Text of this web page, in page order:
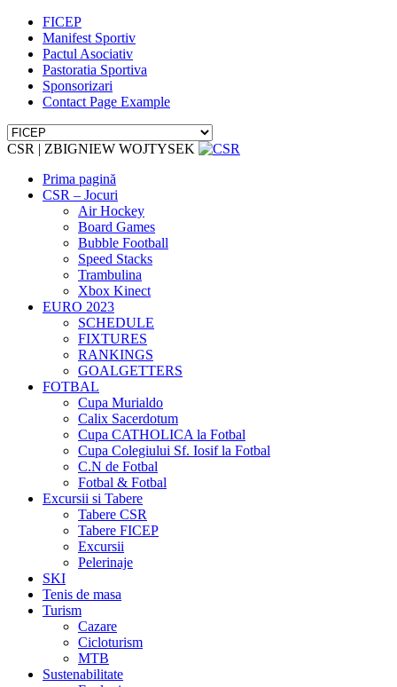
FICEP
Manifest Sportiv
Pactul Asociativ
Pastoratia Sportiva
Sponsorizari
Contact Page Example
CSR | ZBIGNIEW WOJTYSEK
Prima pagină
CSR – Jocuri
Air Hockey
Board Games
Bubble Football
Speed Stacks
Trambulina
Xbox Kinect
EURO 2023
SCHEDULE
FIXTURES
RANKINGS
GOALGETTERS
FOTBAL
Cupa Murialdo
Calix Sacerdotum
Cupa CATHOLICA la Fotbal
Cupa Colegiului Sf. Iosif la Fotbal
C.N de Fotbal
Fotbal & Fotbal
Excursii si Tabere
Tabere CSR
Tabere FICEP
Excursii
Pelerinaje
SKI
Tenis de masa
Turism
Cazare
Cicloturism
MTB
Sustenabilitate